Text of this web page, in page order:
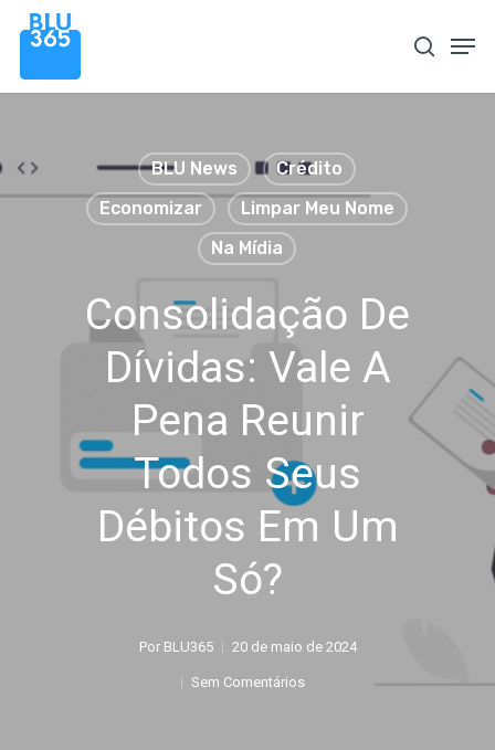
Pular
para
principal
procura
BLU News
Crédito
Economizar
Limpar Meu Nome
Na Mídia
Consolidação De
Dívidas: Vale A
Pena Reunir
Todos Seus
Débitos Em Um
Só?
Por BLU365 20 de maio de 2024
Sem Comentários